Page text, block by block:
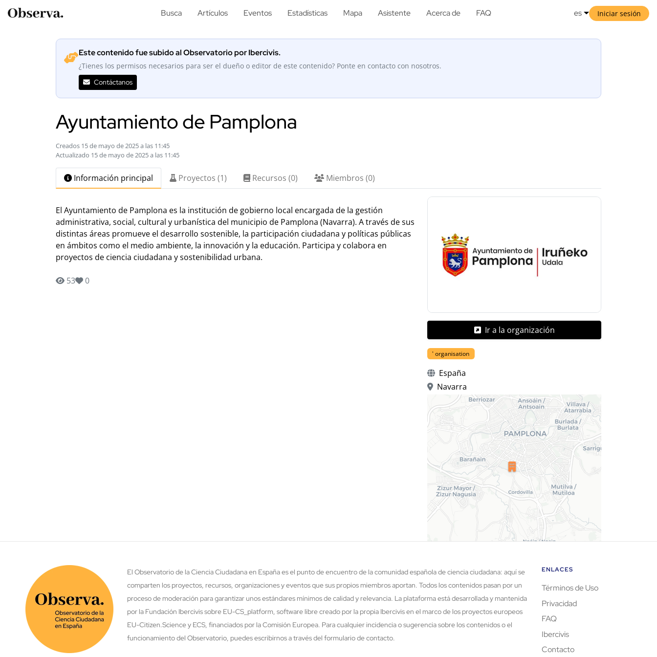
es Iniciar sesión
Busca Artículos Eventos Estadísticas Mapa Asistente Acerca de FAQ
Este contenido fue subido al Observatorio por Ibercivis.
¿Tienes los permisos necesarios para ser el dueño o editor de este contenido? Ponte en contacto con nosotros.
Contáctanos
Ayuntamiento de Pamplona
Creados 15 de mayo de 2025 a las 11:45
Actualizado 15 de mayo de 2025 a las 11:45
Información principal Proyectos (1) Recursos (0) Miembros (0)
El Ayuntamiento de Pamplona es la institución de gobierno local encargada de la gestión
administrativa, social, cultural y urbanística del municipio de Pamplona (Navarra). A través de sus
distintas áreas promueve el desarrollo sostenible, la participación ciudadana y políticas públicas
en ámbitos como el medio ambiente, la innovación y la educación. Participa y colabora en
proyectos de ciencia ciudadana y sostenibilidad urbana.
53 0
Ir a la organización
' organisation
España
Navarra
El Observatorio de la Ciencia Ciudadana en España es el punto de encuentro de la comunidad española de ciencia ciudadana: aquí se
comparten los proyectos, recursos, organizaciones y eventos que sus propios miembros aportan. Todos los contenidos pasan por un
proceso de moderación para garantizar unos estándares mínimos de calidad y relevancia. La plataforma está desarrollada y mantenida
por la Fundación Ibercivis sobre EU-CS_platform, software libre creado por la propia Ibercivis en el marco de los proyectos europeos
EU-Citizen.Science y ECS, financiados por la Comisión Europea. Para cualquier incidencia o sugerencia sobre los contenidos o el
funcionamiento del Observatorio, puedes escribirnos a través del formulario de contacto.
ENLACES
Términos de Uso
Privacidad
FAQ
Ibercivis
Contacto